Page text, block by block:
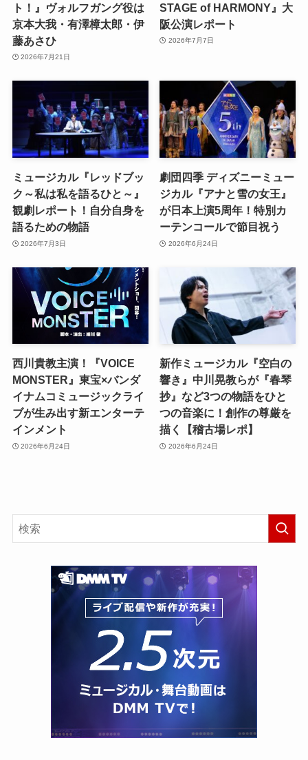
ト！』ヴォルフガング役は
京本大我・有澤樟太郎・伊
藤あさひ
2026年7月21日
STAGE of HARMONY』大
阪公演レポート
2026年7月7日
ミュージカル『レッドブッ
ク～私は私を語るひと～』
観劇レポート！自分自身を
語るための物語
2026年7月3日
劇団四季 ディズニーミュー
ジカル『アナと雪の女王』
が日本上演5周年！特別カ
ーテンコールで節目祝う
2026年6月24日
西川貴教主演！『VOICE
MONSTER』東宝×バンダ
イナムコミュージックライ
ブが生み出す新エンターテ
インメント
2026年6月24日
新作ミュージカル『空白の
響き』中川晃教らが『春琴
抄』など3つの物語をひと
つの音楽に！創作の尊厳を
描く【稽古場レポ】
2026年6月24日